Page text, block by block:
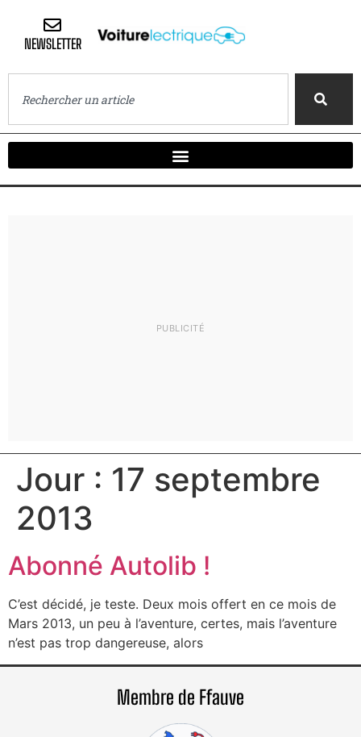
NEWSLETTER
Jour : 17 septembre
2013
Abonné Autolib !
C’est décidé, je teste. Deux mois offert en ce mois de
Mars 2013, un peu à l’aventure, certes, mais l’aventure
n’est pas trop dangereuse, alors
Membre de Ffauve